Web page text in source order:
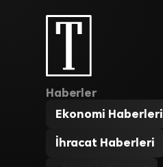
Haberler
Ekonomi Haberleri
İhracat Haberleri